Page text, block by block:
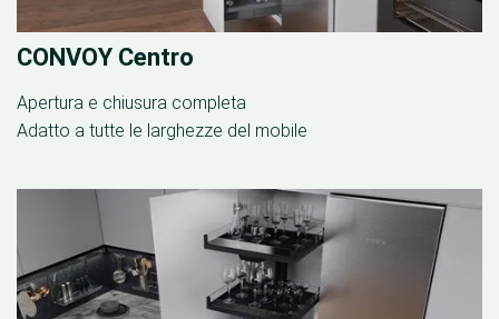
CONVOY Centro
Apertura e chiusura completa
Adatto a tutte le larghezze del mobile